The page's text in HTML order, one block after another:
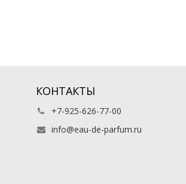
КОНТАКТЫ
+7-925-626-77-00
info@eau-de-parfum.ru